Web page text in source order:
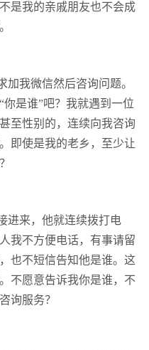
是我的亲戚朋友也不会成
加我微信然后咨询问题。
是谁”吧？我就遇到一位
至性别的，连续向我咨询
即使是我的老乡，至少让
进来，他就连续拨打电
我不方便电话，有事请留
也不短信告知他是谁。这
不愿意告诉我你是谁，不
询服务？